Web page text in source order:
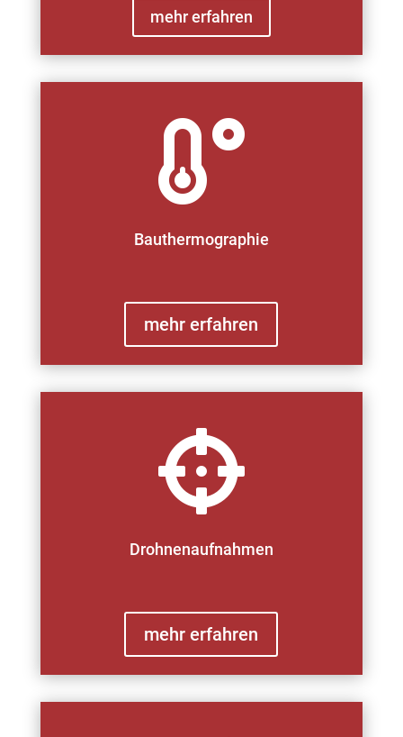
mehr erfahren

Bauthermographie
mehr erfahren

Drohnenaufnahmen
mehr erfahren